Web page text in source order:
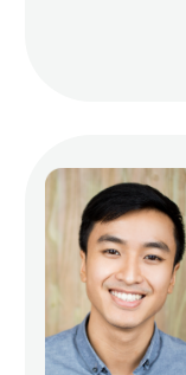
Barcha
javob